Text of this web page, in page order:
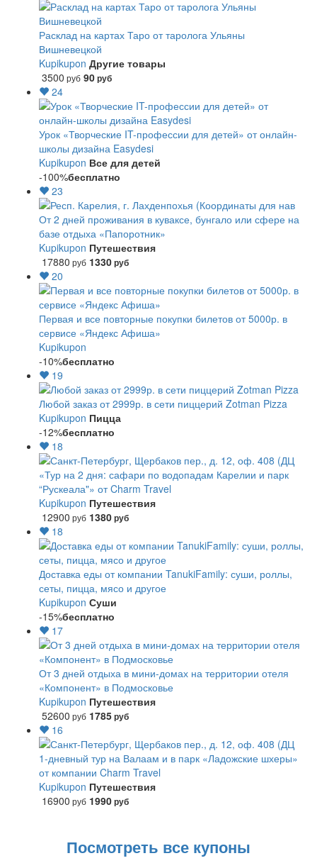
Расклад на картах Таро от таролога Ульяны
Вишневецкой
Kupikupon Другие товары
3500 руб 90руб
24
Урок «Творческие IT-профессии для детей» от онлайн-
школы дизайна Easydesi
Kupikupon Все для детей
-100%бесплатно
23
От 2 дней проживания в куваксе, бунгало или сфере на
базе отдыха «Папоротник»
Kupikupon Путешествия
17880 руб 1330руб
20
Первая и все повторные покупки билетов от 5000р. в
сервисе «Яндекс Афиша»
Kupikupon
-10%бесплатно
19
Любой заказ от 2999р. в сети пиццерий Zotman Pizza
Kupikupon Пицца
-12%бесплатно
18
«Тур на 2 дня: сафари по водопадам Карелии и парк
“Рускеала"» от Charm Travel
Kupikupon Путешествия
12900 руб 1380руб
18
Доставка еды от компании TanukiFamily: суши, роллы,
сеты, пицца, мясо и другое
Kupikupon Суши
-15%бесплатно
17
От 3 дней отдыха в мини-домах на территории отеля
«Компонент» в Подмосковье
Kupikupon Путешествия
52600 руб 1785руб
16
1-дневный тур на Валаам и в парк «Ладожские шхеры»
от компании Charm Travel
Kupikupon Путешествия
16900 руб 1990руб
Посмотреть все купоны